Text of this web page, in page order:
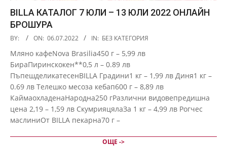
BILLA КАТАЛОГ 7 ЮЛИ – 13 ЮЛИ 2022 ОНЛАЙН
БРОШУРА
2022-
06
BY: ON: 06.07.2022 IN: БЕЗ КАТЕГОРИЯ
Мляно кафеNova Brasilia450 г – 5,99 лв
БираПиринскокен**0,5 л – 0.89 лв
ПъпешделикатесенBILLA Градини1 кг – 1,99 лв Диня1 кг –
0.69 лв Телешко месоза кебап600 г – 8,89 лв
КаймаохладенаНародна250 гРазлични видовепредишна
цена 2,19 – 1,59 лв СкумрияцялаЗа 1 кг – 4,99 лв Рогчес
маслиниОт BILLA пекарна70 г –
ОЩЕ ->